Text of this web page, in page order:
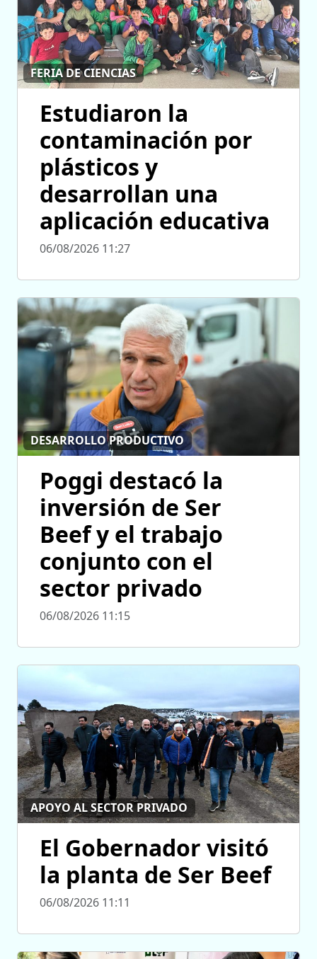
FERIA DE CIENCIAS
Estudiaron la
contaminación por
plásticos y
desarrollan una
aplicación educativa
06/08/2026 11:27
DESARROLLO PRODUCTIVO
Poggi destacó la
inversión de Ser
Beef y el trabajo
conjunto con el
sector privado
06/08/2026 11:15
APOYO AL SECTOR PRIVADO
El Gobernador visitó
la planta de Ser Beef
06/08/2026 11:11